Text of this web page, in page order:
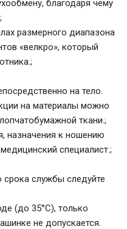
благодаря чему
размерного диапазона
«велкро», который
на тело.
на материалы можно
ткани.;
назначения к ношению
специалист.;
службы следуйте
(до 35°С), только
не допускается.